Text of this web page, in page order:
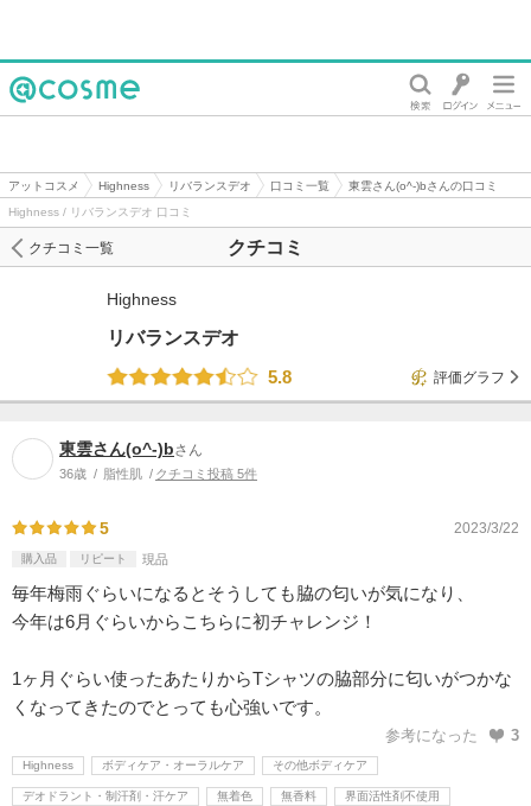
アットコスメ Highness リバランスデオ 口コミ一覧
東雲さん(o^-)bさんの口コミ
Highness / リバランスデオ 口コミ
クチコミ
クチコミ一覧
Highness
リバランスデオ
5.8
評価グラフ
東雲さん(o^-)bさん
36歳 脂性肌 クチコミ投稿 5件
5 2023/3/22
購入品 リピート 現品
毎年梅雨ぐらいになるとそうしても脇の匂いが気になり、
今年は6月ぐらいからこちらに初チャレンジ！
1ヶ月ぐらい使ったあたりからTシャツの脇部分に匂いがつかな
くなってきたのでとっても心強いです。
参考になった 3
Highness ボディケア・オーラルケア その他ボディケア
デオドラント・制汗剤・汗ケア 無着色 無香料 界面活性剤不使用